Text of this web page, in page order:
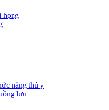
họng
năng thú y
lưu